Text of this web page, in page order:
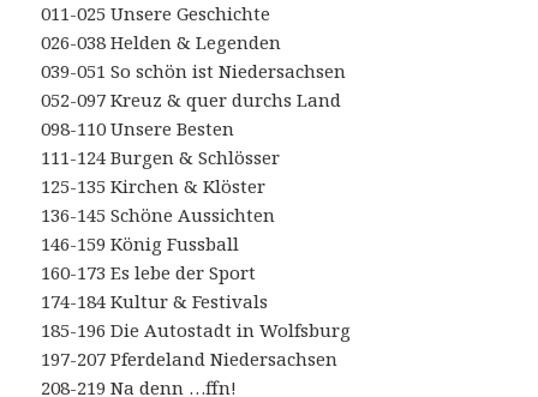
011-025 Unsere Geschichte
026-038 Helden & Legenden
039-051 So schön ist Niedersachsen
052-097 Kreuz & quer durchs Land
098-110 Unsere Besten
111-124 Burgen & Schlösser
125-135 Kirchen & Klöster
136-145 Schöne Aussichten
146-159 König Fussball
160-173 Es lebe der Sport
174-184 Kultur & Festivals
185-196 Die Autostadt in Wolfsburg
197-207 Pferdeland Niedersachsen
208-219 Na denn …ffn!